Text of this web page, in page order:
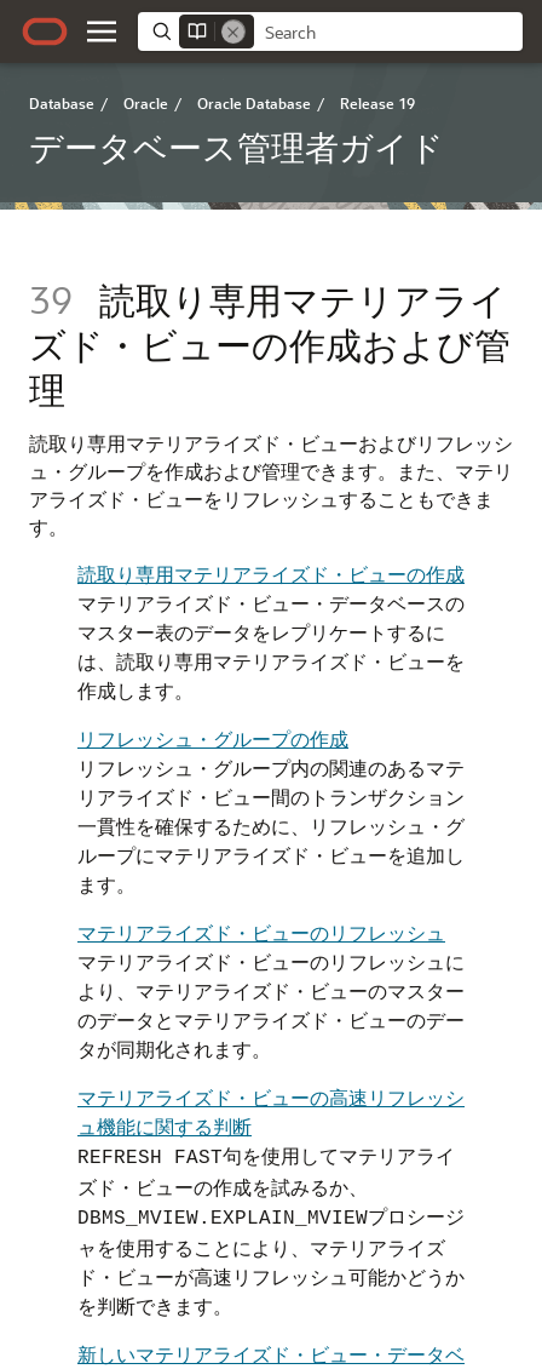
Database / Oracle / Oracle Database / Release 19
データベース管理者ガイド
39 読取り専用マテリアライ
ズド・ビューの作成および管
理
読取り専用マテリアライズド・ビューおよびリフレッシ
ュ・グループを作成および管理できます。また、マテリ
アライズド・ビューをリフレッシュすることもできま
す。
読取り専用マテリアライズド・ビューの作成
マテリアライズド・ビュー・データベースの
マスター表のデータをレプリケートするに
は、読取り専用マテリアライズド・ビューを
作成します。
リフレッシュ・グループの作成
リフレッシュ・グループ内の関連のあるマテ
リアライズド・ビュー間のトランザクション
一貫性を確保するために、リフレッシュ・グ
ループにマテリアライズド・ビューを追加し
ます。
マテリアライズド・ビューのリフレッシュ
マテリアライズド・ビューのリフレッシュに
より、マテリアライズド・ビューのマスター
のデータとマテリアライズド・ビューのデー
タが同期化されます。
マテリアライズド・ビューの高速リフレッシ
ュ機能に関する判断
REFRESH FAST句を使用してマテリアライ
ズド・ビューの作成を試みるか、
DBMS_MVIEW.EXPLAIN_MVIEWプロシージ
ャを使用することにより、マテリアライズ
ド・ビューが高速リフレッシュ可能かどうか
を判断できます。
新しいマテリアライズド・ビュー・データベ